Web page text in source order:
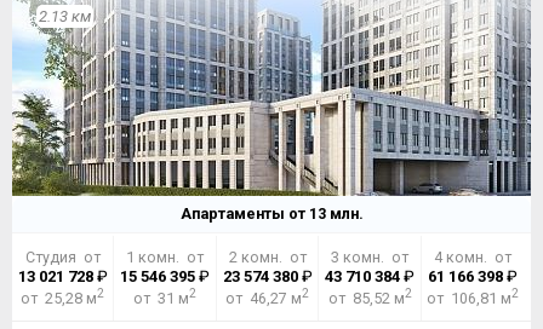
2.13 км
Апартаменты от 13млн.
Студия от
13 021 728₽
от 25,28 м2
1 комн. от
15 546 395 ₽
от 31 м2
2 комн. от
23 574 380₽
от 46,27 м2
3 комн. от
43 710 384 ₽
от 85,52 м2
4 комн. от
61 166 398₽
от 106,81 м2